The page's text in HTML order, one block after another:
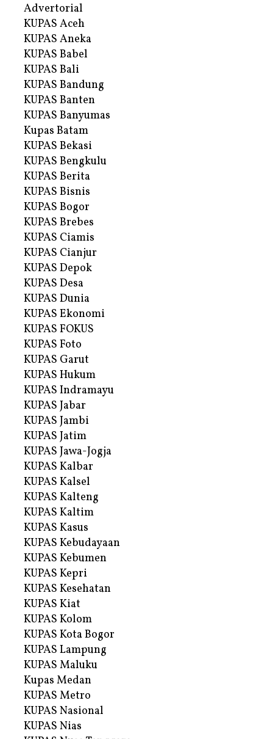
Advertorial
KUPAS Aceh
KUPAS Aneka
KUPAS Babel
KUPAS Bali
KUPAS Bandung
KUPAS Banten
KUPAS Banyumas
Kupas Batam
KUPAS Bekasi
KUPAS Bengkulu
KUPAS Berita
KUPAS Bisnis
KUPAS Bogor
KUPAS Brebes
KUPAS Ciamis
KUPAS Cianjur
KUPAS Depok
KUPAS Desa
KUPAS Dunia
KUPAS Ekonomi
KUPAS FOKUS
KUPAS Foto
KUPAS Garut
KUPAS Hukum
KUPAS Indramayu
KUPAS Jabar
KUPAS Jambi
KUPAS Jatim
KUPAS Jawa-Jogja
KUPAS Kalbar
KUPAS Kalsel
KUPAS Kalteng
KUPAS Kaltim
KUPAS Kasus
KUPAS Kebudayaan
KUPAS Kebumen
KUPAS Kepri
KUPAS Kesehatan
KUPAS Kiat
KUPAS Kolom
KUPAS Kota Bogor
KUPAS Lampung
KUPAS Maluku
Kupas Medan
KUPAS Metro
KUPAS Nasional
KUPAS Nias